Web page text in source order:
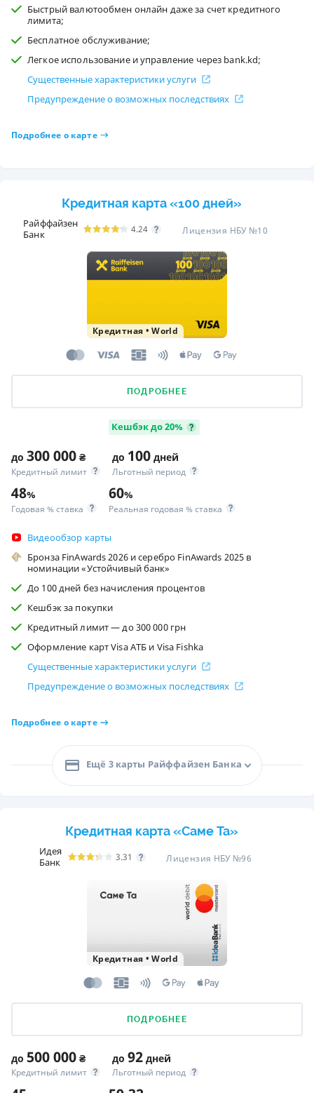
Быстрый валютообмен онлайн даже за счет кредитного
лимита;
Бесплатное обслуживание;
Легкое использование и управление через bank.kd;
Существенные характеристики услуги
Предупреждение о возможных последствиях
Подробнее о карте
Кредитная карта «100 дней»
Райффайзен
Банк
4.24 Лицензия НБУ №10
Кредитная •World
ПОДРОБНЕЕ
Кешбэк до 20%
до 300 000 ₴
Кредитный лимит
до 100 дней
Льготный период
48%
Годовая % ставка
60%
Реальная годовая % ставка
Видеообзор карты
Бронза FinAwards 2026 и серебро FinAwards 2025 в
номинации «Устойчивый банк»
До 100 дней без начисления процентов
Кешбэк за покупки
Кредитный лимит — до 300 000 грн
Оформление карт Visa АТБ и Visa Fishka
Существенные характеристики услуги
Предупреждение о возможных последствиях
Подробнее о карте
Ещё 3 карты Райффайзен Банка
Кредитная карта «Саме Та»
Идея
Банк
3.31 Лицензия НБУ №96
Кредитная •World
ПОДРОБНЕЕ
до 500 000 ₴
Кредитный лимит
до 92 дней
Льготный период